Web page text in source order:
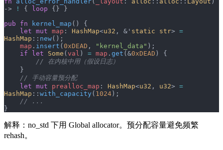
->
! { loop {} }
pub fn kernel_map () {
    let
mut map : HashMap<u32 , &' static str> =
HashMap :: new();
    map
. insert (0xDEAD , "kernel_data" );
    if
let Some (val ) = map . get (&0xDEAD ) {
        // 在内核中用（假设日志）
    }
    // 手动容量预分配
    let
mut prealloc_map : HashMap<u32 , u32> =
HashMap :: with_capacity ( 1024);
    // ...
}
解释：no_std 下用 Global allocator。预分配容量避免频繁
rehash。